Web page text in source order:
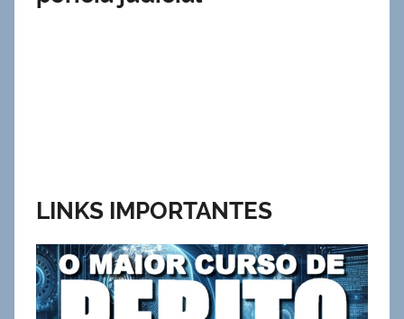
LINKS IMPORTANTES